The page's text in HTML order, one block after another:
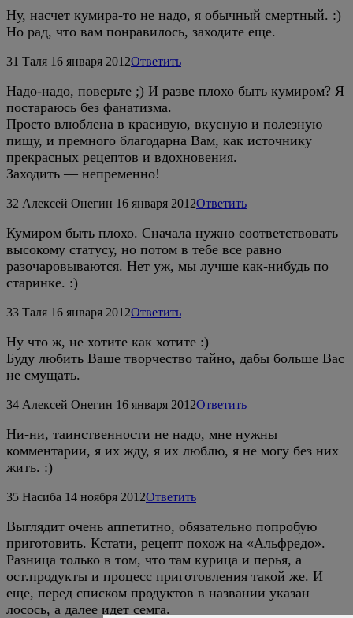
Ну, насчет кумира-то не надо, я обычный смертный. :)
Но рад, что вам понравилось, заходите еще.
31 Таля 16 января 2012Ответить
Надо-надо, поверьте ;) И разве плохо быть кумиром? Я
постараюсь без фанатизма.
Просто влюблена в красивую, вкусную и полезную
пищу, и премного благодарна Вам, как источнику
прекрасных рецептов и вдохновения.
Заходить — непременно!
32 Алексей Онегин 16 января 2012Ответить
Кумиром быть плохо. Сначала нужно соответствовать
высокому статусу, но потом в тебе все равно
разочаровываются. Нет уж, мы лучше как-нибудь по
старинке. :)
33 Таля 16 января 2012Ответить
Ну что ж, не хотите как хотите :)
Буду любить Ваше творчество тайно, дабы больше Вас
не смущать.
34 Алексей Онегин 16 января 2012Ответить
Ни-ни, таинственности не надо, мне нужны
комментарии, я их жду, я их люблю, я не могу без них
жить. :)
35 Насиба 14 ноября 2012Ответить
Выглядит очень аппетитно, обязательно попробую
приготовить. Кстати, рецепт похож на «Альфредо».
Разница только в том, что там курица и перья, а
ост.продукты и процесс приготовления такой же. И
еще, перед списком продуктов в названии указан
лосось, а далее идет семга.